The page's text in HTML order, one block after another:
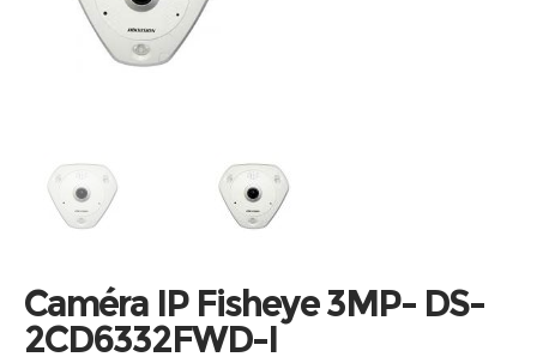
Caméra IP Fisheye 3MP- DS-
2CD6332FWD-I